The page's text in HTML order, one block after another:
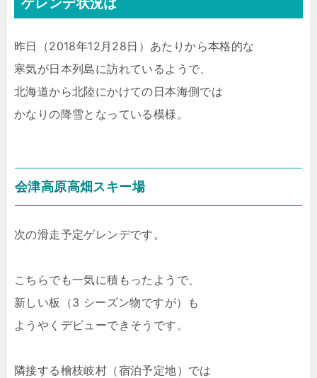
昨日（2018年12月28日）あたりから本格的な
寒気が日本列島に訪れているようで、
北海道から北陸にかけての日本海側では
かなりの降雪となっている模様。
会津高原高畑スキー場
次の滑走予定ゲレンデです。
こちらでも一気に積もったようで、
新しい板（3 シーズン物ですが）も
ようやくデビューできそうです。
隣接する檜枝岐村（宿泊予定地）では